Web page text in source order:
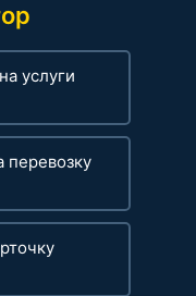
услуги
перевозку